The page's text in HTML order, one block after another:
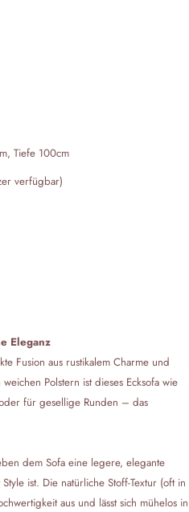
Tiefe 100cm
verfügbar)
Eleganz
Fusion aus rustikalem Charme und
Polstern ist dieses Ecksofa wie
für gesellige Runden – das
dem Sofa eine legere, elegante
ist. Die natürliche Stoff-Textur (oft in
aus und lässt sich mühelos in